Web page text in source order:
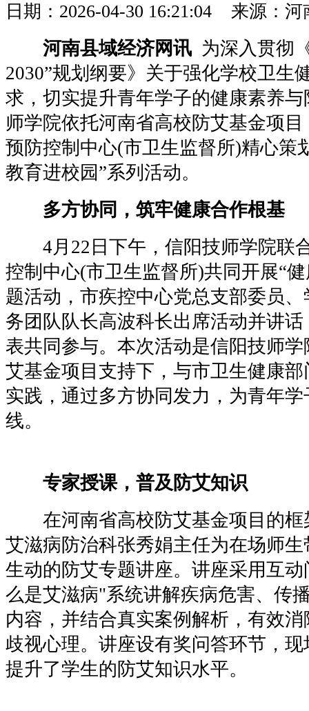
日期：2026-04-30 16:21:04 来源：
河南县域经济网讯 为深入贯彻
2030”规划纲要》关于强化学校卫生
求，切实提升青年学子的健康素养
师学院依托河南省高校防艾基金项
预防控制中心(市卫生监督所)精心策
教育进校园”系列活动。
多方协同，筑牢健康合作根基
4月22日下午，信阳技师学院联
控制中心(市卫生监督所)共同开展“
题活动，市疾控中心党总支部委员
务团队队长高波科长出席活动并讲
表共同参与。本次活动是信阳技师
艾基金项目支持下，与市卫生健康
实践，通过多方协同发力，为青年
线。
专家授课，普及防艾知识
在河南省高校防艾基金项目的框
艾滋病防治科张秀娟主任为在场师
生动的防艾专题讲座。讲座采用互
么是艾滋病"系统讲解疾病危害、传
内容，并结合真实案例解析，有效
歧视心理。讲座设有奖问答环节，
提升了学生的防艾知识水平。